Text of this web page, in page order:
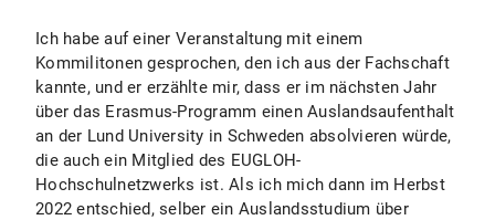
Ich habe auf einer Veranstaltung mit einem
Kommilitonen gesprochen, den ich aus der Fachschaft
kannte, und er erzählte mir, dass er im nächsten Jahr
über das Erasmus-Programm einen Auslandsaufenthalt
an der Lund University in Schweden absolvieren würde,
die auch ein Mitglied des EUGLOH-
Hochschulnetzwerks ist. Als ich mich dann im Herbst
2022 entschied, selber ein Auslandsstudium über